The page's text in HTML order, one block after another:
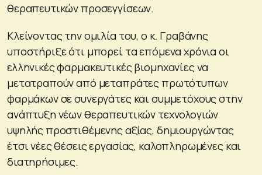
θεραπευτικών προσεγγίσεων.
Κλείνοντας την ομιλία του, ο κ. Γραβάνης
υποστήριξε ότι μπορεί τα επόμενα χρόνια οι
ελληνικές φαρμακευτικές βιομηχανίες να
μετατραπούν από μεταπράτες πρωτότυπων
φαρμάκων σε συνεργάτες και συμμετόχους στην
ανάπτυξη νέων θεραπευτικών τεχνολογιών
υψηλής προστιθέμενης αξίας, δημιουργώντας
έτσι νέες θέσεις εργασίας, καλοπληρωμένες και
διατηρήσιμες.